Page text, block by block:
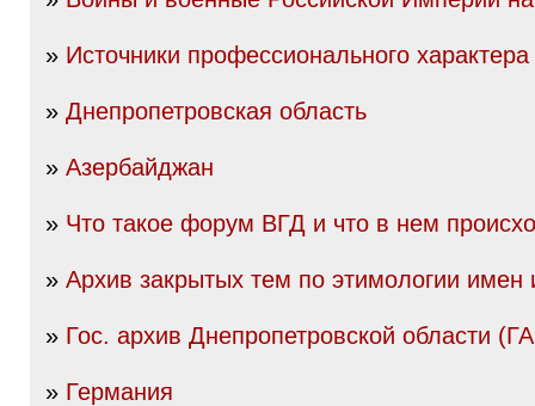
» Источники профессионального характера
» Днепропетровская область
» Азербайджан
» Что такое форум ВГД и что в нем
» Архив закрытых тем по этимологии
» Гос. архив Днепропетровской области
» Германия